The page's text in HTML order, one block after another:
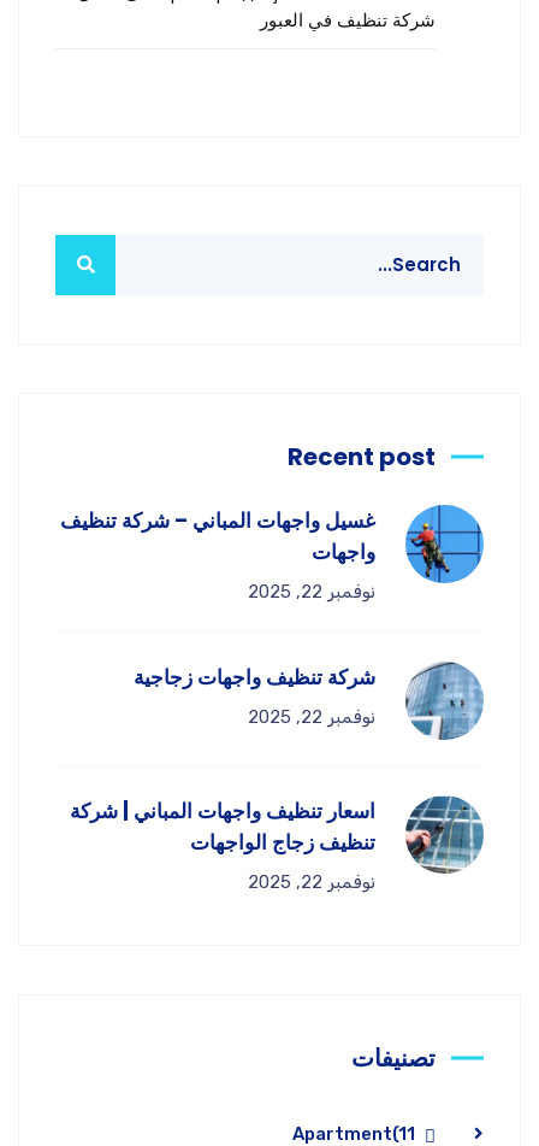
شركة تنظيف في العبور
Recent post
غسيل واجهات المباني – شركة تنظيف
واجهات
نوفمبر 22, 2025
شركة تنظيف واجهات زجاجية
نوفمبر 22, 2025
اسعار تنظيف واجهات المباني | شركة
تنظيف زجاج الواجهات
نوفمبر 22, 2025
تصنيفات
Apartment(11